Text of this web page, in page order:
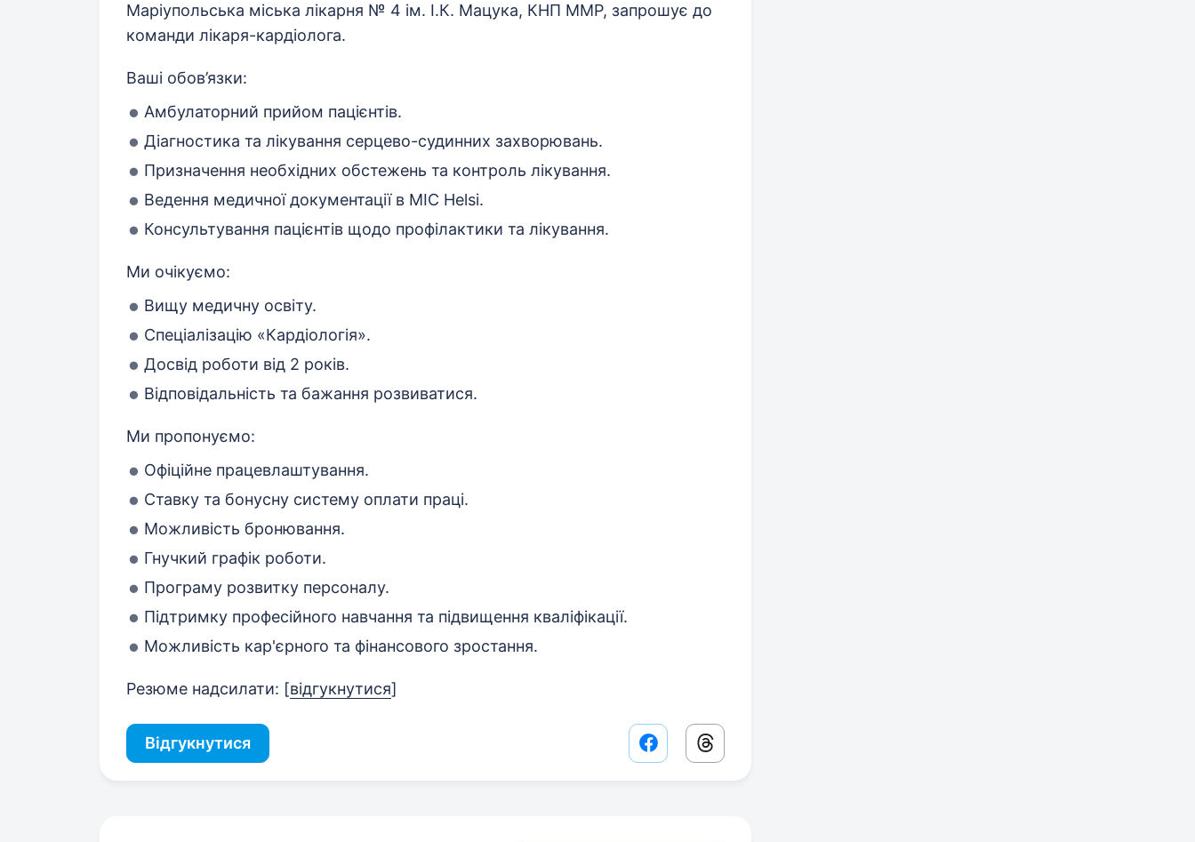
Маріупольська міська лікарня № 4 ім. І.К. Мацука, КНП ММР, запрошує до
команди лікаря-кардіолога.
Ваші обов’язки:
Амбулаторний прийом пацієнтів.
Діагностика та лікування серцево-судинних захворювань.
Призначення необхідних обстежень та контроль лікування.
Ведення медичної документації в МІС Helsi.
Консультування пацієнтів щодо профілактики та лікування.
Ми очікуємо:
Вищу медичну освіту.
Спеціалізацію «Кардіологія».
Досвід роботи від 2 років.
Відповідальність та бажання розвиватися.
Ми пропонуємо:
Офіційне працевлаштування.
Ставку та бонусну систему оплати праці.
Можливість бронювання.
Гнучкий графік роботи.
Програму розвитку персоналу.
Підтримку професійного навчання та підвищення кваліфікації.
Можливість кар'єрного та фінансового зростання.
Резюме надсилати: [відгукнутися]
Відгукнутися Facebook share link
Threads share link